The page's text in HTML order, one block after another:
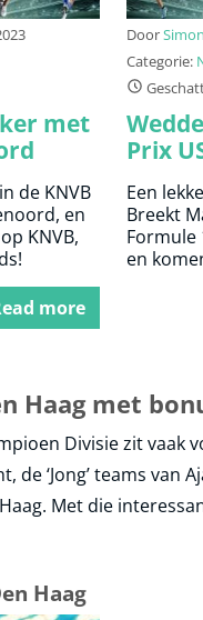
met
de KNVB
en
KNVB,
more
Door
Categorie:
Prix
Een
Breekt
Formule
en
Haag met
Divisie zit vaak
de ‘Jong’ teams van
Haag. Met die
Haag